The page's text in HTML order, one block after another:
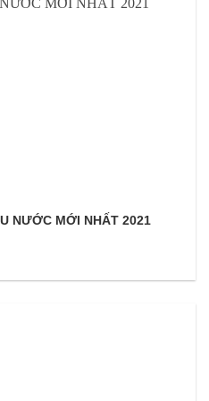
NƯỚC MỚI NHẤT 2021